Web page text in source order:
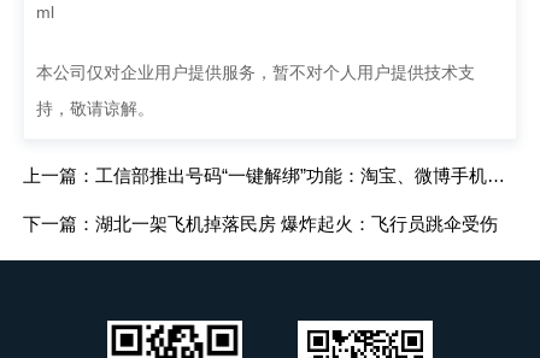
ml
本公司仅对企业用户提供服务，暂不对个人用户提供技术支
持，敬请谅解。
上一篇：工信部推出号码“一键解绑”功能：淘宝、微博手机号可一次性解绑
下一篇：湖北一架飞机掉落民房 爆炸起火：飞行员跳伞受伤